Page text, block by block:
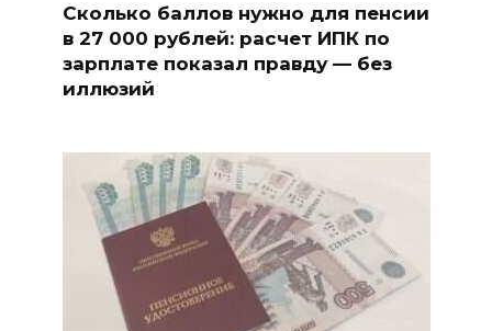
Сколько баллов нужно для пенсии
в 27 000 рублей: расчет ИПК по
зарплате показал правду — без
иллюзий